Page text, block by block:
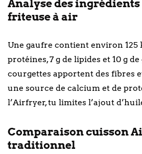
Analyse des
friteuse à air
Une gaufre contient environ 125
protéines, 7 g de lipides et 10 g
courgettes apportent des fibres
une source de calcium et de
l’Airfryer, tu limites l’ajout
Comparaison cuisson
traditionnel